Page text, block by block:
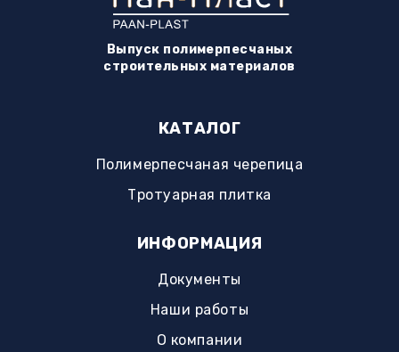
Выпуск полимерпесчаных
строительных материалов
КАТАЛОГ
Полимерпесчаная черепица
Тротуарная плитка
ИНФОРМАЦИЯ
Документы
Наши работы
О компании